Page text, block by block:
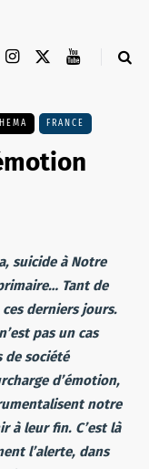
FRANCE
suicide à Notre
Tant de
derniers jours.
pas un cas
de société
d’émotion,
notre
à leur fin. C’est là
l’alerte, dans